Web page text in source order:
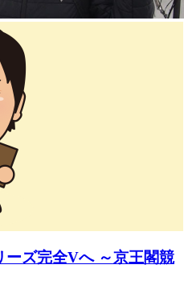
ーズ完全Vへ ～京王閣競